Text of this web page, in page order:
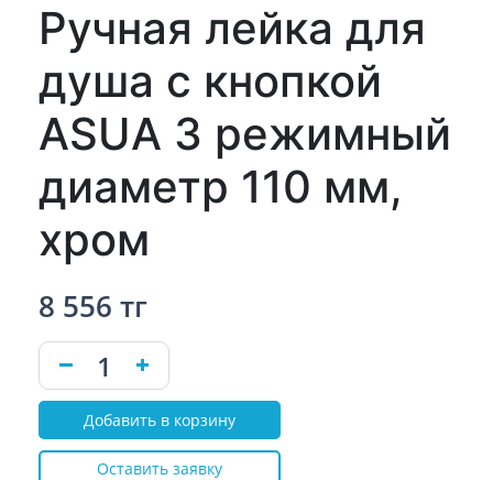
Ручная лейка для
душа с кнопкой
ASUA 3 режимный
диаметр 110 мм,
хром
8 556 тг
Добавить в корзину
Оставить заявку